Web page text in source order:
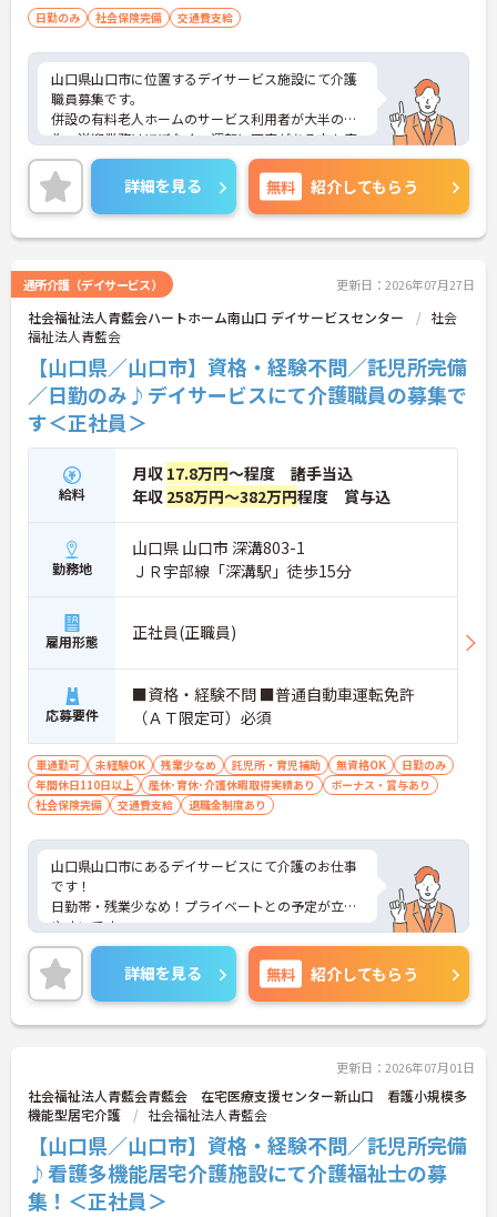
日勤のみ 社会保険完備 交通費支給
山口県山口市に位置するデイサービス施設にて介護
職員募集です。
併設の有料老人ホームのサービス利用者が大半の
為、送迎業務はほぼなく、運転に不安がある方も安
心です！
ご興味ある方には、面接対策ポイントなど、さらに
詳細をお話しいたしますのでお気軽にご相談くださ
い！
詳細を見る 無料 紹介してもらう
通所介護（デイサービス） 更新日：2026年07月27日
社会福祉法人青藍会ハートホーム南山口 デイサービスセンター
社会
福祉法人青藍会
【山口県／山口市】資格・経験不問／託児所完備
／日勤のみ♪デイサービスにて介護職員の募集で
す＜正社員＞
給料
月収 17.8万円～程度 諸手当込
年収 258万円～382万円程度 賞与込
勤務地
山口県 山口市 深溝803-1
ＪＲ宇部線「深溝駅」徒歩15分
雇用形態 正社員(正職員)
応募要件
■資格・経験不問 ■普通自動車運転免許
（ＡＴ限定可）必須
車通勤可 未経験OK 残業少なめ 託児所・育児補助 無資格OK
日勤のみ
年間休日110日以上
産休･育休･介護休暇取得実績あり
ボーナス・賞与あり
社会保険完備
交通費支給 退職金制度あり
山口県山口市にあるデイサービスにて介護のお仕事
です！
日勤帯・残業少なめ！プライベートとの予定が立て
やすいです。
託児所も完備されていますので、お子様がいらっし
ゃる方でも安心してご就業していただけます。
ご興味ある方には、面接対策ポイントなど、さらに
詳細をお話しいたしますのでお気軽にご相談くださ
い。
詳細を見る 無料 紹介してもらう
更新日：2026年07月01日
社会福祉法人青藍会青藍会 在宅医療支援センター新山口 看護小規模多
機能型居宅介護
社会福祉法人青藍会
【山口県／山口市】資格・経験不問／託児所完備
♪看護多機能居宅介護施設にて介護福祉士の募
集！＜正社員＞